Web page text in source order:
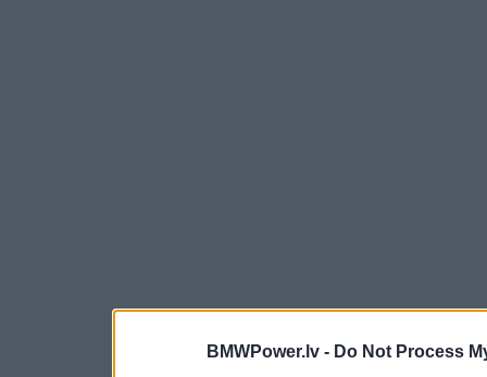
BMWPower.lv - Do Not Process